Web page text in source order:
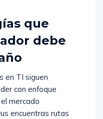
que
debe
en TI siguen
con enfoque
mercado
encuentras rutas